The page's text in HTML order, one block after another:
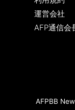
運営会社
AFP通信会
AFPBB